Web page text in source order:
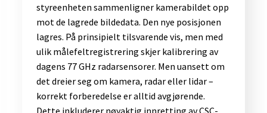
styreenheten sammenligner kamerabildet opp
mot de lagrede bildedata. Den nye posisjonen
lagres. På prinsipielt tilsvarende vis, men med
ulik målefeltregistrering skjer kalibrering av
dagens 77 GHz radarsensorer. Men uansett om
det dreier seg om kamera, radar eller lidar –
korrekt forberedelse er alltid avgjørende.
Dette inkluderer nøyaktig innretting av CSC-